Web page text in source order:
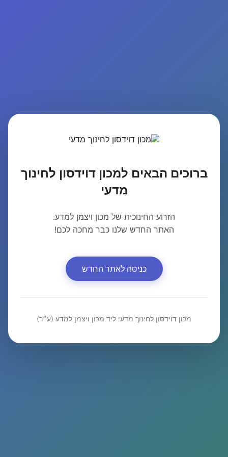
ברוכים הבאים למכון דוידסון לחינוך
מדעי
הזרוע החינוכית של מכון ויצמן למדע.
האתר החדש שלנו כבר מחכה לכם!
כניסה לאתר החדש
מכון דוידסון לחינוך מדעי ליד מכון ויצמן למדע (ע״ר)